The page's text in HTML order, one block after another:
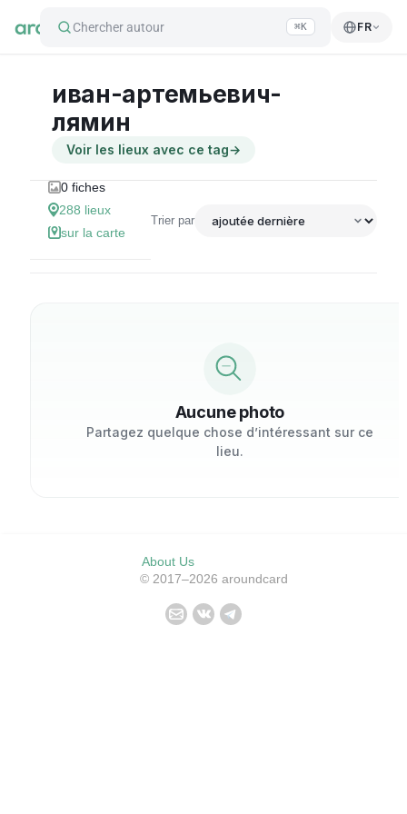
Chercher autour ⌘K FR
иван-артемьевич-
лямин
Voir les lieux avec ce tag→
0 fiches
288 lieux
sur la carte
Trier par
Aucune photo
Partagez quelque chose d’intéressant sur ce
lieu.
About Us
© 2017–2026 aroundcard